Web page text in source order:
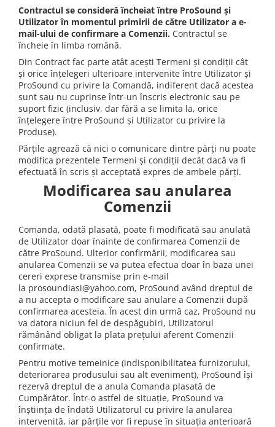
Accesorii de microfoane
Accesorii de rack
Accesorii echipamente de studio
Clape MIDI
Controllere MIDI - USB DAW
Controllere monitoare de studio
Convertoare AD/DA
Interfete audio
Interfete MIDI si Cabluri Midi-USB
Microfoane de studio
Monitoare de studio
Pop filtre
Rack studio
Recordere de studio
Recordere portabile
Sintetizatoare
Standuri si stative de monitoare
Subwoofere de studio
Tratament acustic
Lumini si efecte
Accesorii pentru lumini
Bare Led
Cabluri de Alimentare
Case-uri de lumini
Contractul se consideră încheiat între ProSound și
Utilizator în momentul primirii de către Utilizator a e-
mail-ului de confirmare a Comenzii. Contractul se
încheie în limba română.
Din Contract fac parte atât acești Termeni şi condiții cât
și orice înțelegeri ulterioare intervenite între Utilizator şi
ProSound cu privire la Comandă, indiferent dacă acestea
sunt sau nu cuprinse într-un înscris electronic sau pe
suport fizic (inclusiv, dar fără a se limita la, orice
înțelegere între ProSound și Utilizator cu privire la
Produse).
Părțile agrează că nici o comunicare dintre părți nu poate
modifica prezentele Termeni și condiții decât dacă va fi
efectuată în scris și acceptată expres de ambele părți.
Modificarea sau anularea
Comenzii
Comanda, odată plasată, poate fi modificată sau anulată
de Utilizator doar înainte de confirmarea Comenzii de
către ProSound. Ulterior confirmării, modificarea sau
anularea Comenzii se va putea efectua doar în baza unei
cereri exprese transmise prin e-mail
la prosoundiasi@yahoo.com, ProSound având dreptul de
a nu accepta o modificare sau anulare a Comenzii după
confirmarea acesteia. În acest din urmă caz, ProSound nu
va datora niciun fel de despăgubiri, Utilizatorul
rămânând obligat la plata prețului aferent Comenzii
confirmate.
Pentru motive temeinice (indisponibilitatea furnizorului,
deteriorarea produsului sau alt eveniment), ProSound își
rezervă dreptul de a anula Comanda plasată de
Cumpărător. Într-o astfel de situație, ProSound va
înștiința de îndată Utilizatorul cu privire la anularea
intervenită, iar părțile vor fi repuse în situația anterioară